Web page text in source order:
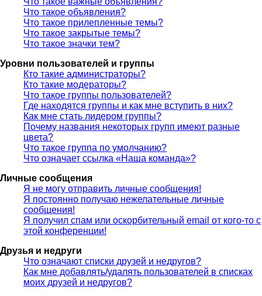
Что такое объявления?
Что такое прилепленные темы?
Что такое закрытые темы?
Что такое значки тем?
Уровни пользователей и группы
Кто такие администраторы?
Кто такие модераторы?
Что такое группы пользователей?
Где находятся группы и как мне вступить в них?
Как мне стать лидером группы?
Почему названия некоторых групп имеют разные
цвета?
Что такое группа по умолчанию?
Что означает ссылка «Наша команда»?
Личные сообщения
Я не могу отправить личные сообщения!
Я постоянно получаю нежелательные личные
сообщения!
Я получил спам или оскорбительный email от кого-то с
этой конференции!
Друзья и недруги
Что означают списки друзей и недругов?
Как мне добавлять/удалять пользователей в списках
моих друзей и недругов?